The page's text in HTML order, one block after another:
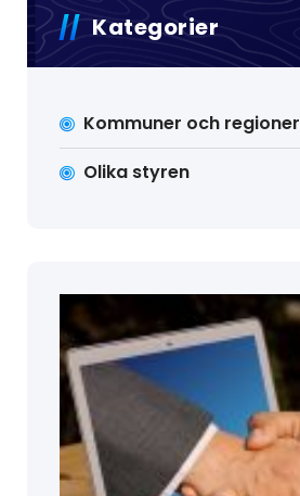
Kategorier
Kommuner och regioner
Olika styren